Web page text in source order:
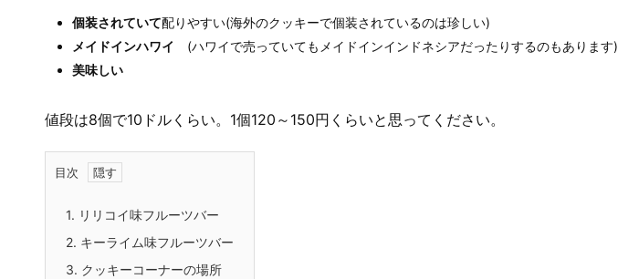
個装されていて配りやすい(海外のクッキーで個装されているのは珍しい)
メイドインハワイ
(ハワイで売っていてもメイドインインドネシアだったりするのもあります)
美味しい
値段は8個で10ドルくらい。1個120～150円くらいと思ってください。
目次
1. リリコイ味フルーツバー
2. キーライム味フルーツバー
3. クッキーコーナーの場所